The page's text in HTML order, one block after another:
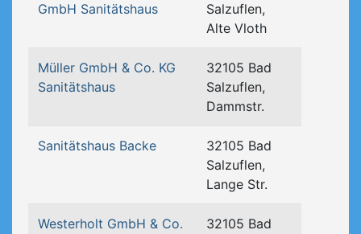
GmbH Sanitätshaus
Salzuflen,
Alte Vloth
Müller GmbH & Co. KG
Sanitätshaus
32105 Bad
Salzuflen,
Dammstr.
Sanitätshaus Backe
32105 Bad
Salzuflen,
Lange Str.
Westerholt GmbH & Co.
32105 Bad